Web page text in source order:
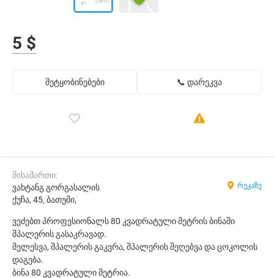
5 $
შეტყობინებები 📞 დარეკვა
მისამართი:
ვახტანგ გორგასალის
ქუჩა, 45, ბათუმი,
რუკაზე
ვეძებთ პროფესიონალს 80 კვადრატული მეტრის ბინაში
შპალერის გასაკრავად.
შელესვა, შპალერის გაკვრა, შპალერის შეღებვა და ცოკოლის
დაგება.
ბინა 80 კვადრატული მეტრია.